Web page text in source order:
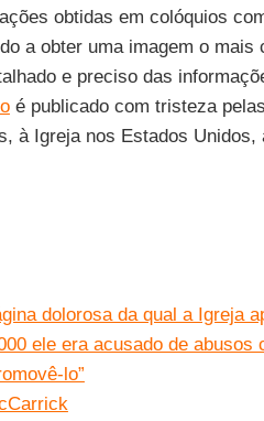
obtidas em colóquios
a obter uma imagem o mais
e preciso das
é publicado com tristeza
à Igreja nos Estados Unidos,
dolorosa da qual a Igreja
ele era acusado de abusos
lo”